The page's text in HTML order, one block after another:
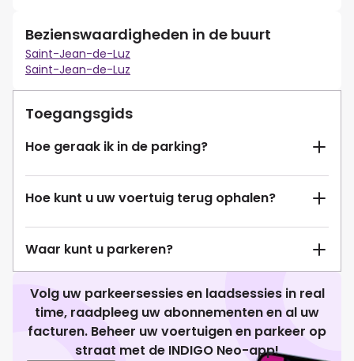
Bezienswaardigheden in de buurt
Saint-Jean-de-Luz
Saint-Jean-de-Luz
Toegangsgids
Hoe geraak ik in de parking?
Hoe kunt u uw voertuig terug ophalen?
Waar kunt u parkeren?
Volg uw parkeersessies en laadsessies in real
time, raadpleeg uw abonnementen en al uw
facturen. Beheer uw voertuigen en parkeer op
straat met de INDIGO Neo-app!